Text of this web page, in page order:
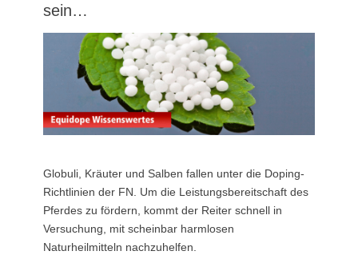
sein…
Globuli, Kräuter und Salben fallen unter die Doping-
Richtlinien der FN. Um die Leistungsbereitschaft des
Pferdes zu fördern, kommt der Reiter schnell in
Versuchung, mit scheinbar harmlosen
Naturheilmitteln nachzuhelfen.